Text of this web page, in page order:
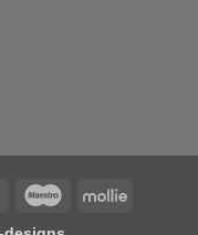
IDeal Maestro Mollie